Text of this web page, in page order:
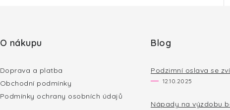
O nákupu
Doprava a platba
Obchodní podmínky
Podmínky ochrany osobních údajů
Blog
Podzimní oslava se
12.10.2025
Nápady na výzdobu